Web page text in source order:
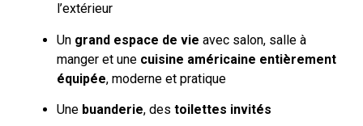
l’extérieur
Un grand espace de vie avec salon, salle à
manger et une cuisine américaine entièrement
équipée, moderne et pratique
Une buanderie, des toilettes invités